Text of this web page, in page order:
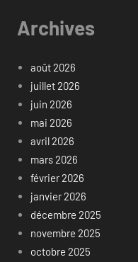
Archives
août 2026
juillet 2026
juin 2026
mai 2026
avril 2026
mars 2026
février 2026
janvier 2026
décembre 2025
novembre 2025
octobre 2025